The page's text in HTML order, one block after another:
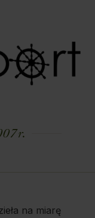
r.
na miarę